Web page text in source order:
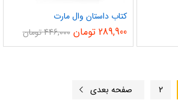
کتاب داستان وال مارت
289,900 تومان 446,000تومان
2 صفحه بعدی